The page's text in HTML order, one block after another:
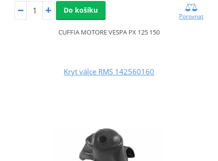
Do košíku
Porovnat
CUFFIA MOTORE VESPA PX 125 150
Kryt válce RMS 142560160